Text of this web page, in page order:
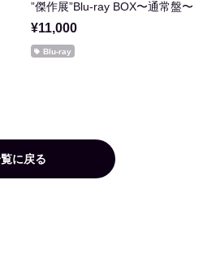
”傑作展”Blu-ray BOX〜通常盤〜
¥11,000
Blu-ray
に戻る